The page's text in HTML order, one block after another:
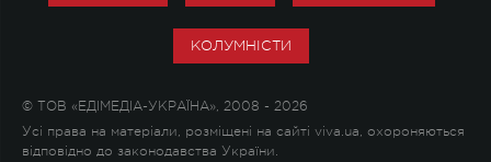
КОЛУМНІСТИ
© ТОВ «ЕДІМЕДІА-УКРАЇНА», 2008 - 2026
Усі права на матеріали, розміщені на сайті viva.ua, охороняються
відповідно до законодавства України.